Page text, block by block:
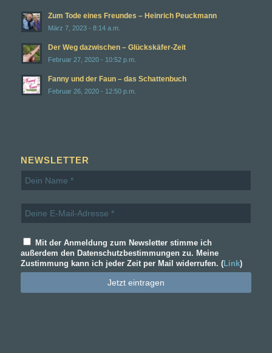
Zum Tode eines Freundes – Heinrich Peuckmann
März 7, 2023 - 8:14 a.m.
Der Weg dazwischen – Glückskäfer-Zeit
Februar 27, 2020 - 10:52 p.m.
Fanny und der Faun – das Schattenbuch
Februar 26, 2020 - 12:50 p.m.
NEWSLETTER
Mit der Anmeldung zum Newsletter stimme ich
außerdem den Datenschutzbestimmungen zu. Meine
Zustimmung kann ich jeder Zeit per Mail widerrufen. (Link)